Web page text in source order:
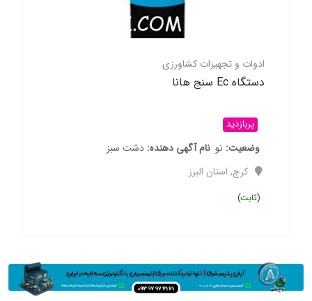
ادوات و تجهیزات کشاورزی
دستگاه Ec سنج هانا
پربازدید
وضعیت نو نام آگهی دهنده دشت سبز
کرج, استان البرز
(ثابت)